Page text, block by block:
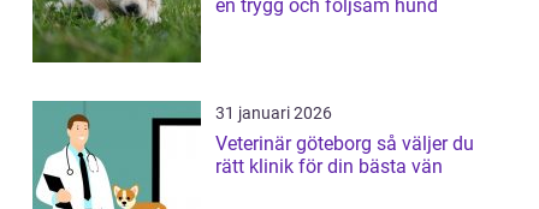
en trygg och följsam hund
31 januari 2026
Veterinär göteborg så väljer du
rätt klinik för din bästa vän